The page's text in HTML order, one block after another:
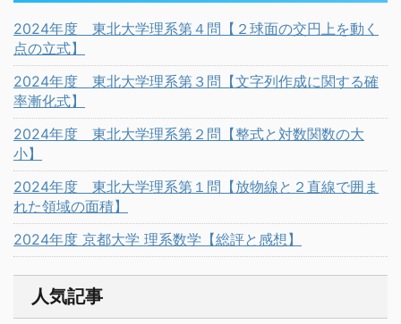
2024年度 東北大学理系第４問【２球面の交円上を動く
点の立式】
2024年度 東北大学理系第３問【文字列作成に関する確
率漸化式】
2024年度 東北大学理系第２問【整式と対数関数の大
小】
2024年度 東北大学理系第１問【放物線と２直線で囲ま
れた領域の面積】
2024年度 京都大学 理系数学【総評と感想】
人気記事